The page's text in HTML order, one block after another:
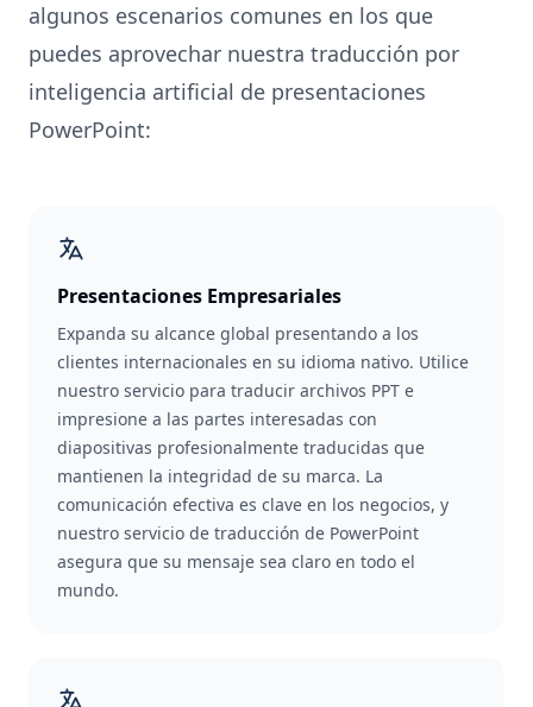
algunos escenarios comunes en los que
puedes aprovechar nuestra traducción por
inteligencia artificial de presentaciones
PowerPoint:
Presentaciones Empresariales
Expanda su alcance global presentando a los
clientes internacionales en su idioma nativo. Utilice
nuestro servicio para traducir archivos PPT e
impresione a las partes interesadas con
diapositivas profesionalmente traducidas que
mantienen la integridad de su marca. La
comunicación efectiva es clave en los negocios, y
nuestro servicio de traducción de PowerPoint
asegura que su mensaje sea claro en todo el
mundo.